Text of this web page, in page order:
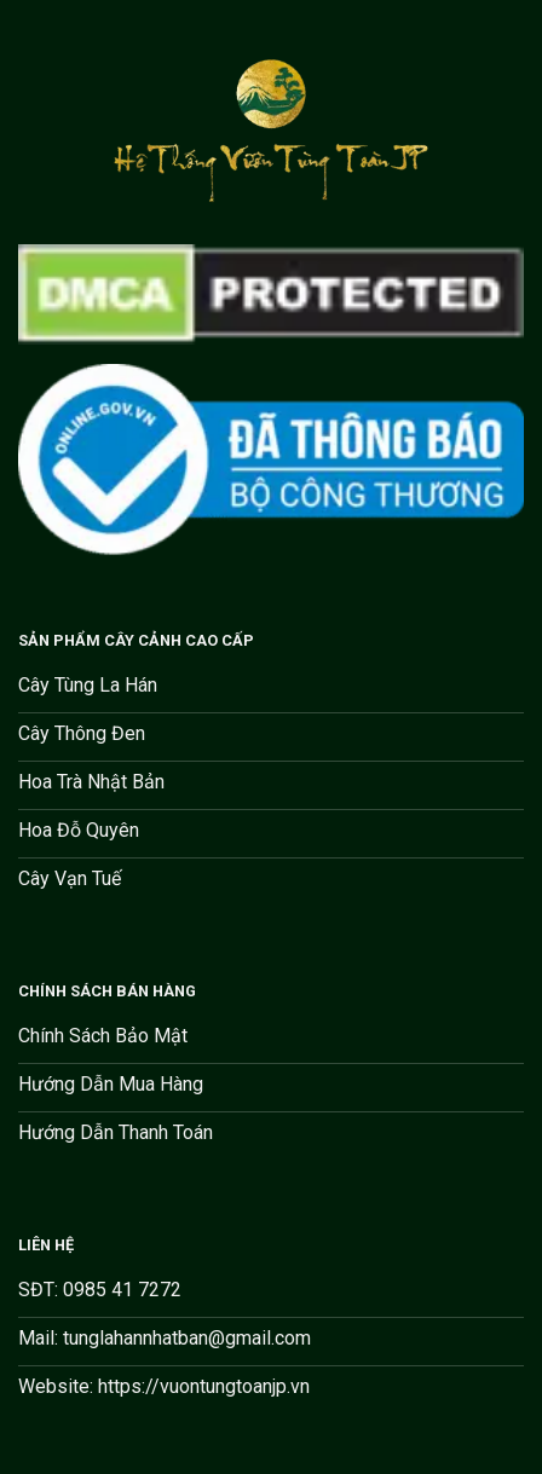
SẢN PHẨM CÂY CẢNH CAO CẤP
Cây Tùng La Hán
Cây Thông Đen
Hoa Trà Nhật Bản
Hoa Đỗ Quyên
Cây Vạn Tuế
CHÍNH SÁCH BÁN HÀNG
Chính Sách Bảo Mật
Hướng Dẫn Mua Hàng
Hướng Dẫn Thanh Toán
LIÊN HỆ
SĐT: 0985 41 7272
Mail: tunglahannhatban@gmail.com
Website: https://vuontungtoanjp.vn